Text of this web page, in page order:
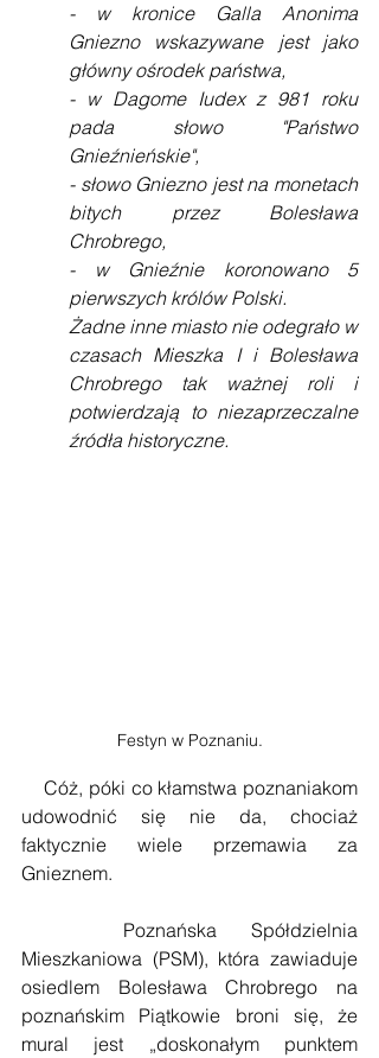
- w kronice Galla Anonima
Gniezno wskazywane jest jako
główny ośrodek państwa,
- w Dagome Iudex z 981 roku
pada słowo "Państwo
Gnieźnieńskie",
- słowo Gniezno jest na monetach
bitych przez Bolesława
Chrobrego,
- w Gnieźnie koronowano 5
pierwszych królów Polski.
Żadne inne miasto nie odegrało w
czasach Mieszka I i Bolesława
Chrobrego tak ważnej roli i
potwierdzają to niezaprzeczalne
źródła historyczne.
Festyn w Poznaniu.
Cóż, póki co kłamstwa poznaniakom
udowodnić się nie da, chociaż
faktycznie wiele przemawia za
Gnieznem.
Poznańska Spółdzielnia
Mieszkaniowa (PSM), która zawiaduje
osiedlem Bolesława Chrobrego na
poznańskim Piątkowie broni się, że
mural jest „doskonałym punktem